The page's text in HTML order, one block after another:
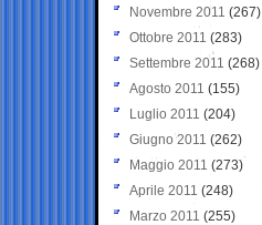
Novembre 2011 (267)
Ottobre 2011 (283)
Settembre 2011 (268)
Agosto 2011 (155)
Luglio 2011 (204)
Giugno 2011 (262)
Maggio 2011 (273)
Aprile 2011 (248)
Marzo 2011 (255)